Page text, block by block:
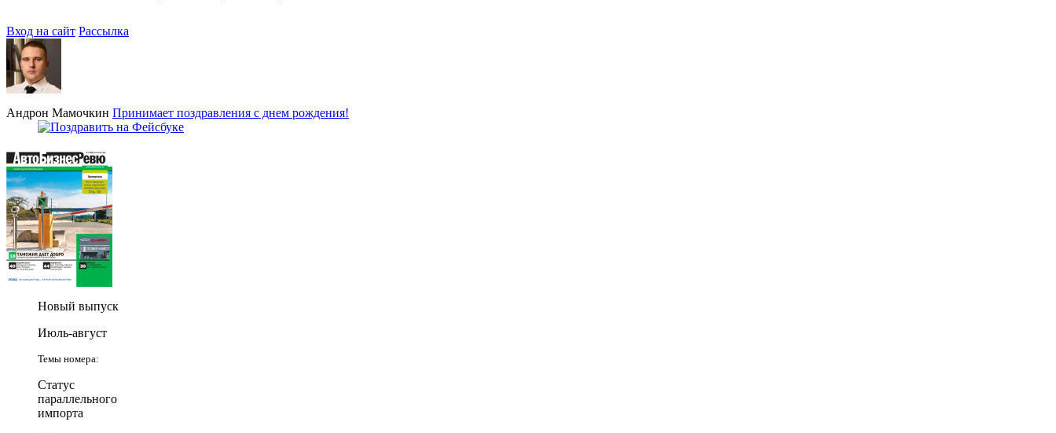
Вход на сайт Рассылка
Андрон Мамочкин Принимает поздравления с днем рождения!
Новый выпуск
Июль-август
Темы номера:
Статус
параллельного
импорта